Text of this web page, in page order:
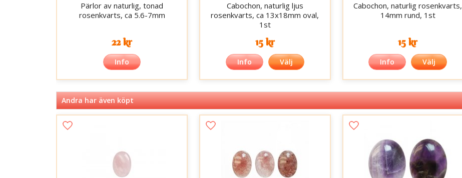
Pärlor av naturlig, tonad
rosenkvarts, ca 5.6-7mm
22 kr
Info
Cabochon, naturlig ljus
rosenkvarts, ca 13x18mm oval,
1st
15 kr
Info Välj
Cabochon, naturlig rosenkvarts,
14mm rund, 1st
15 kr
Info Välj
Andra har även köpt